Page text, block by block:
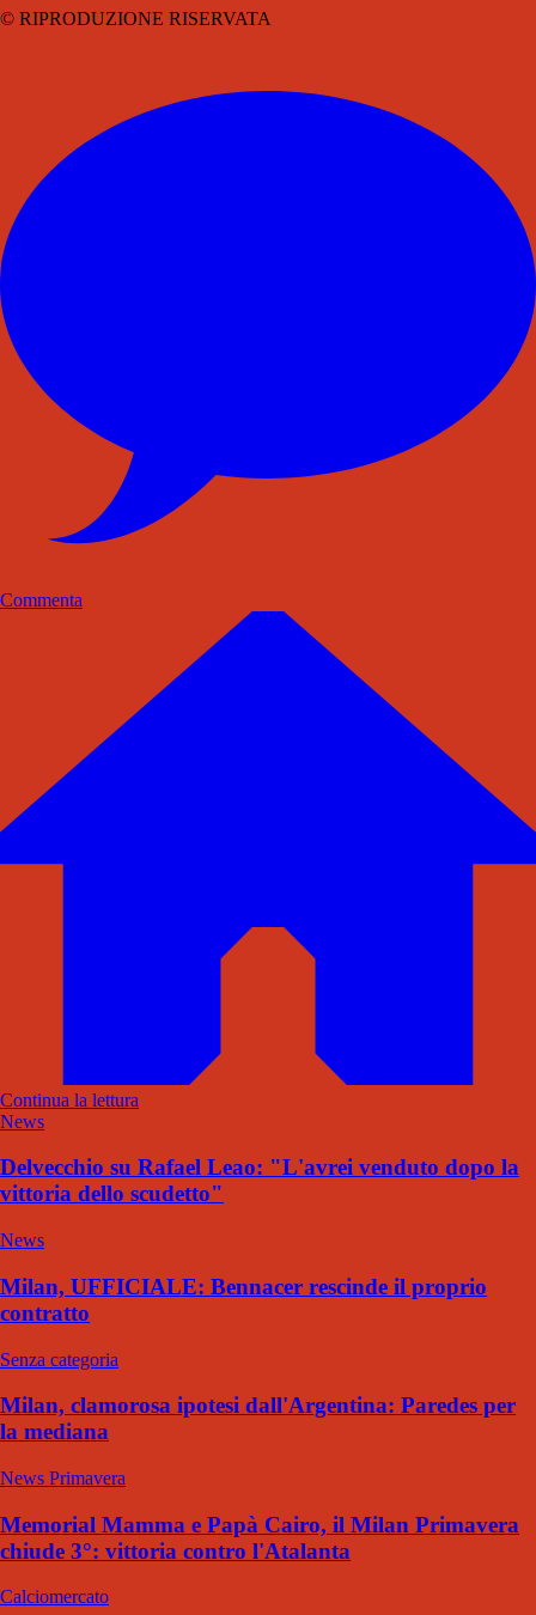
© RIPRODUZIONE RISERVATA
Commenta
Continua la lettura
News
Delvecchio su Rafael Leao: "L'avrei venduto dopo la
vittoria dello scudetto"
News
Milan, UFFICIALE: Bennacer rescinde il proprio
contratto
Senza categoria
Milan, clamorosa ipotesi dall'Argentina: Paredes per
la mediana
News Primavera
Memorial Mamma e Papà Cairo, il Milan Primavera
chiude 3°: vittoria contro l'Atalanta
Calciomercato